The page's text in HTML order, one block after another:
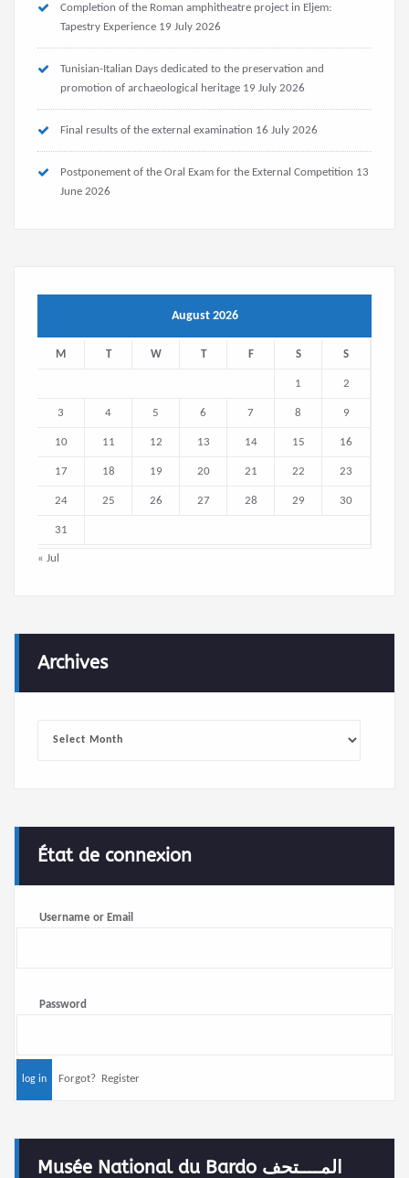
Completion of the Roman amphitheatre project in Eljem:
Tapestry Experience 19 July 2026
Tunisian-Italian Days dedicated to the preservation and
promotion of archaeological heritage 19 July 2026
Final results of the external examination 16 July 2026
Postponement of the Oral Exam for the External Competition 13
June 2026
August 2026
M T W T F S S
1 2
3 4 5 6 7 8 9
10 11 12 13 14 15 16
17 18 19 20 21 22 23
24 25 26 27 28 29 30
31
« Jul
Archives
État de connexion
Username or Email
Password
Forgot? Register
Musée National du Bardo المــــتحف